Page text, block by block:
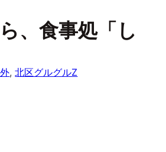
、食事処「し
, 北区グルグルZ